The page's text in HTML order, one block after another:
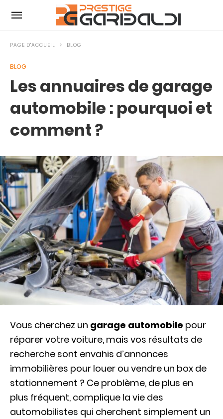
PAGE D'ACCUEIL BLOG
BLOG
Les annuaires de garage
automobile : pourquoi et
comment ?
Vous cherchez un garage automobile pour
réparer votre voiture, mais vos résultats de
recherche sont envahis d’annonces
immobilières pour louer ou vendre un box de
stationnement ? Ce problème, de plus en
plus fréquent, complique la vie des
automobilistes qui cherchent simplement un